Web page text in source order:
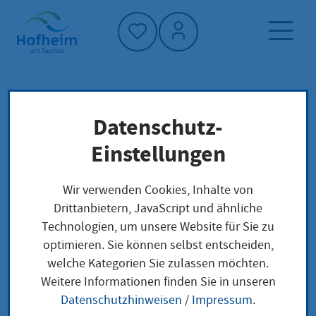
Startseite"
Neuigkeiten und Ausschreibungen
Das Programm für den KreisStadtSommer liegt
Das Programm für den
Datenschutz-
Einstellungen
Wir verwenden Cookies, Inhalte von
Drittanbietern, JavaScript und ähnliche
Technologien, um unsere Website für Sie zu
optimieren. Sie können selbst entscheiden,
welche Kategorien Sie zulassen möchten.
Weitere Informationen finden Sie in unseren
Datenschutzhinweisen / Impressum.